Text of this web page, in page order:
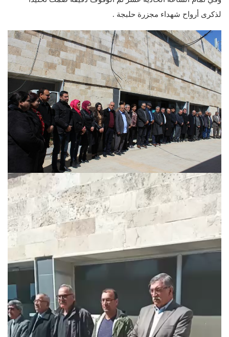
لذكرى أرواح شهداء مجزرة حلبجة .